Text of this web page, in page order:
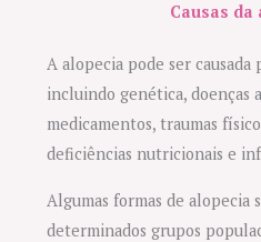
Causas da
A alopecia pode ser causada
incluindo genética, doenças
medicamentos, traumas
deficiências nutricionais e
Algumas formas de alopecia
determinados grupos